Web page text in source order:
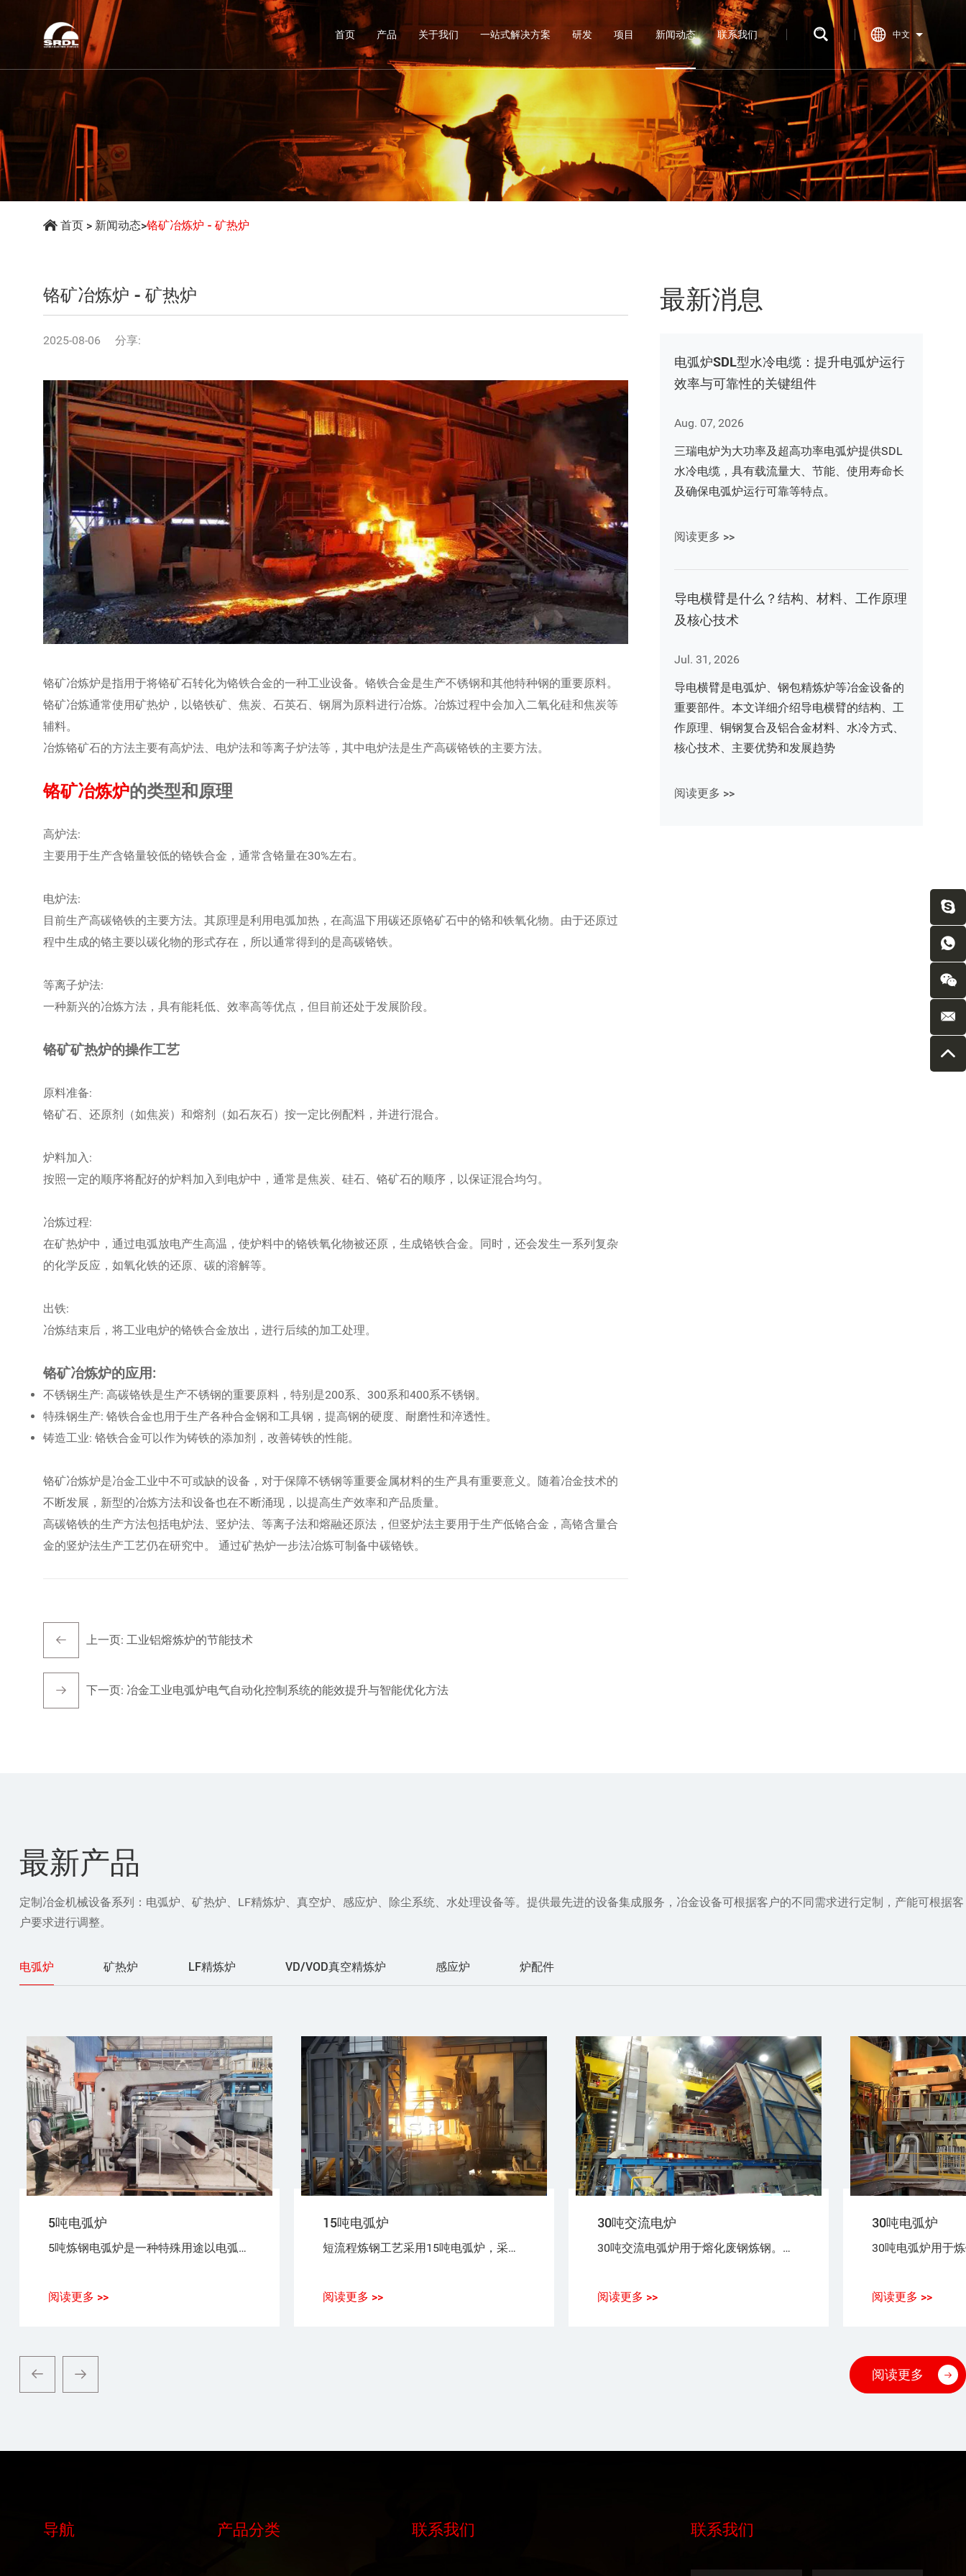
首页 产品 关于我们 一站式解决方案 研发 项目 新闻动态 联系我们 中文
首页 > 新闻动态>铬矿冶炼炉 - 矿热炉
铬矿冶炼炉 - 矿热炉
2025-08-06 分享:
铬矿冶炼炉是指用于将铬矿石转化为铬铁合金的一种工业设备。铬铁合金是生产不锈钢和其他特种钢的重要原料。
铬矿冶炼通常使用矿热炉，以铬铁矿、焦炭、石英石、钢屑为原料进行冶炼。冶炼过程中会加入二氧化硅和焦炭等
辅料。
冶炼铬矿石的方法主要有高炉法、电炉法和等离子炉法等，其中电炉法是生产高碳铬铁的主要方法。
铬矿冶炼炉的类型和原理
高炉法:
主要用于生产含铬量较低的铬铁合金，通常含铬量在30%左右。
电炉法:
目前生产高碳铬铁的主要方法。其原理是利用电弧加热，在高温下用碳还原铬矿石中的铬和铁氧化物。由于还原过
程中生成的铬主要以碳化物的形式存在，所以通常得到的是高碳铬铁。
等离子炉法:
一种新兴的冶炼方法，具有能耗低、效率高等优点，但目前还处于发展阶段。
铬矿矿热炉的操作工艺
原料准备:
铬矿石、还原剂（如焦炭）和熔剂（如石灰石）按一定比例配料，并进行混合。
炉料加入:
按照一定的顺序将配好的炉料加入到电炉中，通常是焦炭、硅石、铬矿石的顺序，以保证混合均匀。
冶炼过程:
在矿热炉中，通过电弧放电产生高温，使炉料中的铬铁氧化物被还原，生成铬铁合金。同时，还会发生一系列复杂
的化学反应，如氧化铁的还原、碳的溶解等。
出铁:
冶炼结束后，将工业电炉的铬铁合金放出，进行后续的加工处理。
铬矿冶炼炉的应用:
不锈钢生产: 高碳铬铁是生产不锈钢的重要原料，特别是200系、300系和400系不锈钢。
特殊钢生产: 铬铁合金也用于生产各种合金钢和工具钢，提高钢的硬度、耐磨性和淬透性。
铸造工业: 铬铁合金可以作为铸铁的添加剂，改善铸铁的性能。
铬矿冶炼炉是冶金工业中不可或缺的设备，对于保障不锈钢等重要金属材料的生产具有重要意义。随着冶金技术的
不断发展，新型的冶炼方法和设备也在不断涌现，以提高生产效率和产品质量。
高碳铬铁的生产方法包括电炉法、竖炉法、等离子法和熔融还原法，但竖炉法主要用于生产低铬合金，高铬含量合
金的竖炉法生产工艺仍在研究中。 通过矿热炉一步法冶炼可制备中碳铬铁。
上一页: 工业铝熔炼炉的节能技术
下一页: 冶金工业电弧炉电气自动化控制系统的能效提升与智能优化方法
最新消息
电弧炉SDL型水冷电缆：提升电弧炉运行
效率与可靠性的关键组件
Aug. 07, 2026
三瑞电炉为大功率及超高功率电弧炉提供SDL
水冷电缆，具有载流量大、节能、使用寿命长
及确保电弧炉运行可靠等特点。
阅读更多 >>
导电横臂是什么？结构、材料、工作原理
及核心技术
Jul. 31, 2026
导电横臂是电弧炉、钢包精炼炉等冶金设备的
重要部件。本文详细介绍导电横臂的结构、工
作原理、铜钢复合及铝合金材料、水冷方式、
核心技术、主要优势和发展趋势
阅读更多 >>
最新产品
定制冶金机械设备系列：电弧炉、矿热炉、LF精炼炉、真空炉、感应炉、除尘系统、水处理设备等。提供最先进的设备集成服务，冶金设备可根据客户的不同需求进行定制，产能可根据客
户要求进行调整。
电弧炉 矿热炉 LF精炼炉 VD/VOD真空精炼炉 感应炉 炉配件
5吨电弧炉
5吨炼钢电弧炉是一种特殊用途以电弧为热源，以废钢（铁）为原料，生产普通钢、优质碳素钢、合金钢、不锈钢的设备。
阅读更多 >>
15吨电弧炉
短流程炼钢工艺采用15吨电弧炉，采用100%废钢或废钢+铁水（生铁），或废钢+海绵铁（DRI）作为炼钢原料。
阅读更多 >>
30吨交流电炉
30吨交流电弧炉用于熔化废钢炼钢。电能用于熔化废钢。带电材料和电极之间形成电弧。
阅读更多 >>
30吨电弧炉
阅读更多 >>
阅读更多
导航 产品分类 联系我们 联系我们